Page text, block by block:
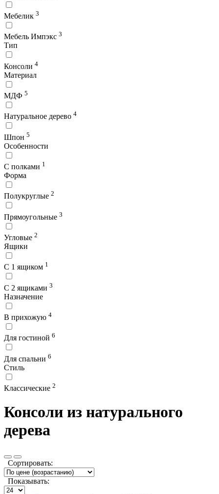
Мебелик 3
Мебель Импэкс 3
Тип
Консоли 4
Материал
МДФ 5
Натуральное дерево 4
Шпон 5
Особенности
С полками 1
Форма
Полукруглые 2
Прямоугольные 3
Угловые 2
Ящики
С 1 ящиком 1
С 2 ящиками 3
Назначение
В прихожую 4
Для гостиной 6
Для спальни 6
Стиль
Классические 2
Консоли из натурального
дерева
Сортировать:
Показывать: